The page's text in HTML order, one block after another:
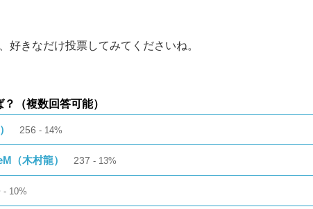
好きなだけ投票してみてくださいね。
（複数回答可能）
256 14%
（木村龍） 237 13%
10%